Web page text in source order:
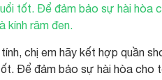
chị em hãy kết hợp quần
Để đảm bảo sự hài hòa cho